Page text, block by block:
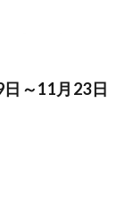
～11月23日